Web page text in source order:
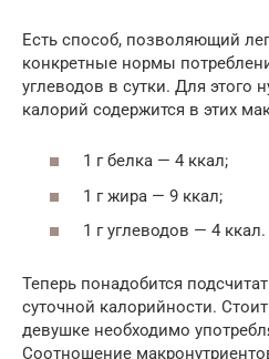
Есть способ, позволяющий
конкретные нормы
углеводов в сутки. Для этого
калорий содержится в этих
1 г белка — 4 ккал;
1 г жира — 9 ккал;
1 г углеводов — 4 ккал.
Теперь понадобится
суточной калорийности.
девушке необходимо
Соотношение